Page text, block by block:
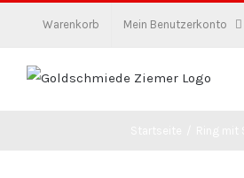
Warenkorb Mein Benutzerkonto